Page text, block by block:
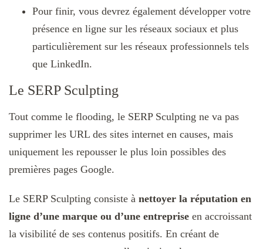
Pour finir, vous devrez également développer votre
présence en ligne sur les réseaux sociaux et plus
particulièrement sur les réseaux professionnels tels
que LinkedIn.
Le SERP Sculpting
Tout comme le flooding, le SERP Sculpting ne va pas
supprimer les URL des sites internet en causes, mais
uniquement les repousser le plus loin possibles des
premières pages Google.
Le SERP Sculpting consiste à nettoyer la réputation en
ligne d’une marque ou d’une entreprise en accroissant
la visibilité de ses contenus positifs. En créant de